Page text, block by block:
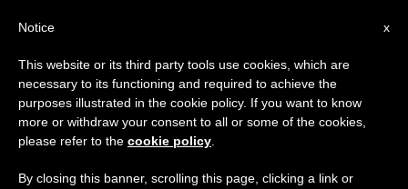
×
Aviso importante
Del 27 de julio al 7 de agosto haremos la pausa
anual, aprovechando que en el periodo de verano
se generan menos informaciones y también el
x
Notice
This website or its third party tools use cookies, which are
necessary to its functioning and required to achieve the
purposes illustrated in the cookie policy. If you want to know
more or withdraw your consent to all or some of the cookies,
please refer to the cookie policy
By closing this banner, scrolling this page, clicking a link or